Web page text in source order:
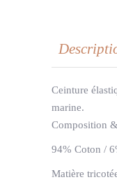
Ceinture
marine.
Composition
94% Coton /
Matière